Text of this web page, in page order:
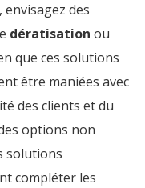
des
dératisation ou
que ces solutions
être maniées avec
des clients et du
options non
solutions
compléter les